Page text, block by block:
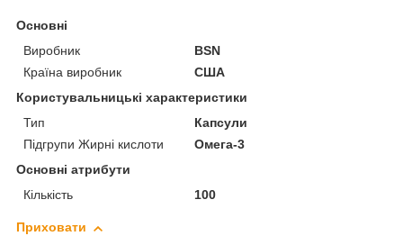
Основні
Виробник
BSN
Країна виробник
США
Користувальницькі характеристики
Тип
Капсули
Підгрупи Жирні кислоти
Омега-3
Основні атрибути
Кількість
100
Приховати